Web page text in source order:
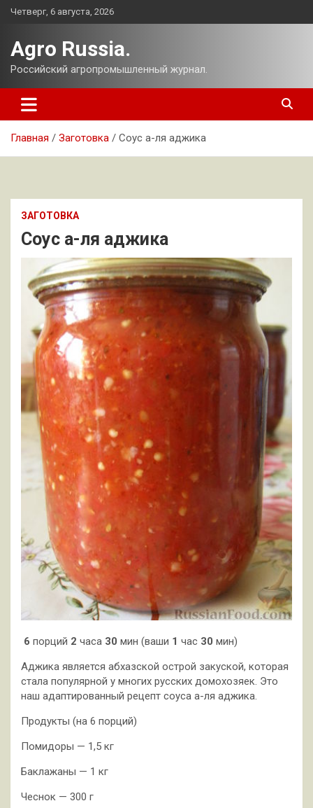
Перейти
Четверг, 6 августа, 2026
Agro Russia.
Российский агропромышленный журнал.
Главная Заготовка Соус а-ля аджика
ЗАГОТОВКА
Соус а-ля аджика
6 порций 2 часа 30 мин (ваши 1 час 30 мин)
Аджика является абхазской острой закуской, которая
стала популярной у многих русских домохозяек. Это
наш адаптированный рецепт соуса а-ля аджика.
Продукты (на 6 порций)
Помидоры — 1,5 кг
Баклажаны — 1 кг
Чеснок — 300 г